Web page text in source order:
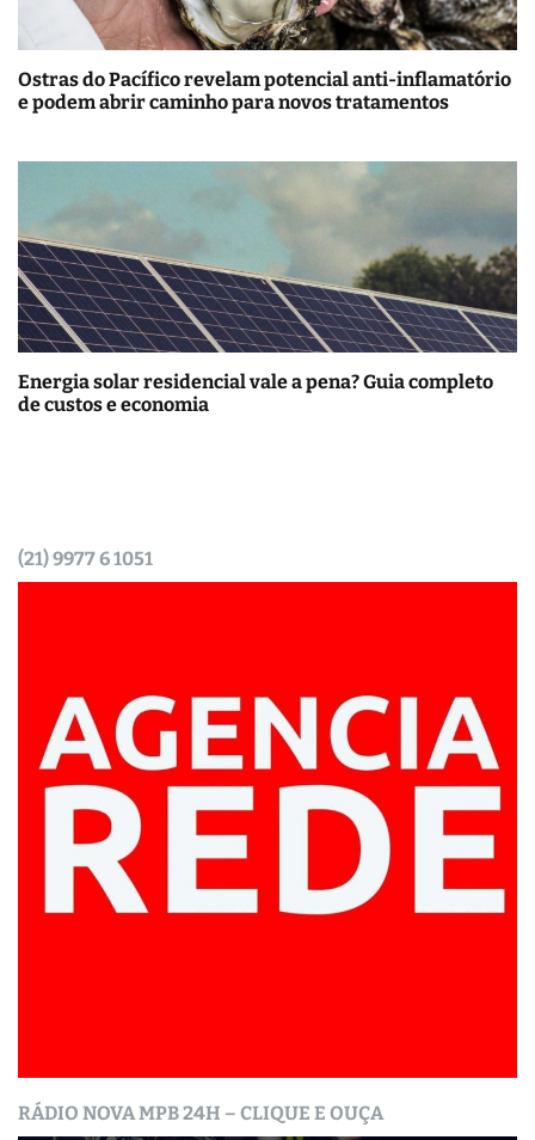
Ostras do Pacífico revelam potencial anti-inflamatório
e podem abrir caminho para novos tratamentos
Energia solar residencial vale a pena? Guia completo
de custos e economia
(21) 9977 6 1051
RÁDIO NOVA MPB 24H – CLIQUE E OUÇA